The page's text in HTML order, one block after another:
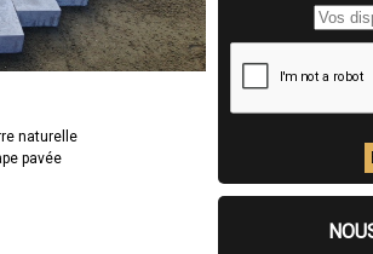
naturelle
pavée